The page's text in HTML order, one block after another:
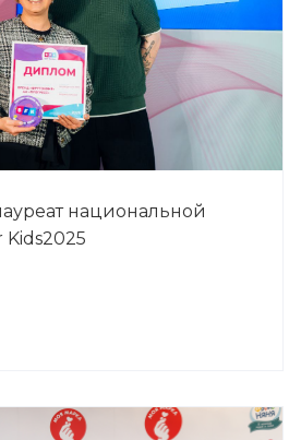
национальной